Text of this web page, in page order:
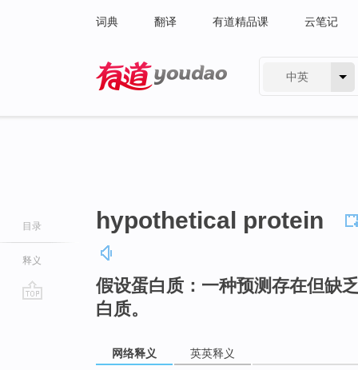
词典 翻译 有道精品课 云笔记
中英
目录
释义
hypothetical protein
假设蛋白质：一种预测存在但缺
白质。
网络释义 英英释义